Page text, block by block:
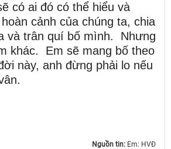
có ai đó có thể hiểu và
cảnh của chúng ta, chia
và trân quí bố mình. Nhưng
khác. Em sẽ mang bố theo
này, anh đừng phải lo nếu
Nguồn tin: Em: HVĐ